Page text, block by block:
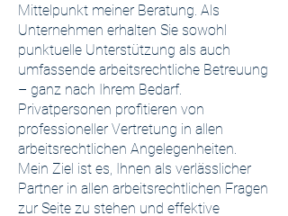
Mittelpunkt meiner Beratung. Als
Unternehmen erhalten Sie sowohl
punktuelle Unterstützung als auch
umfassende arbeitsrechtliche Betreuung
– ganz nach Ihrem Bedarf.
Privatpersonen profitieren von
professioneller Vertretung in allen
arbeitsrechtlichen Angelegenheiten.
Mein Ziel ist es, Ihnen als verlässlicher
Partner in allen arbeitsrechtlichen Fragen
zur Seite zu stehen und effektive